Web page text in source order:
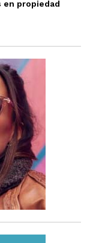
en propiedad